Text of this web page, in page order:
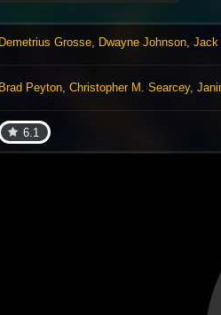
Demetrius Grosse, Dwayne Johnson, Jack
Brad Peyton, Christopher M. Searcey,
6.1